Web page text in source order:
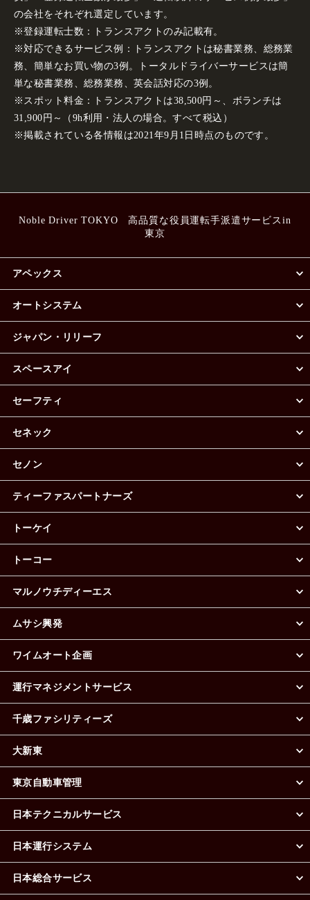
の会社をそれぞれ選定しています。
※登録運転士数：トランスアクトのみ記載有。
※対応できるサービス例：トランスアクトは秘書業務、総務業
務、簡単なお買い物の3例。トータルドライバーサービスは簡
単な秘書業務、総務業務、英会話対応の3例。
※スポット料金：トランスアクトは38,500円～、ボランチは
31,900円～（9h利用・法人の場合。すべて税込）
※掲載されている各情報は2021年9月1日時点のものです。
Noble Driver TOKYO 高品質な役員運転手派遣サービスin
東京
アペックス
オートシステム
ジャパン・リリーフ
スペースアイ
セーフティ
セネック
セノン
ティーファスパートナーズ
トーケイ
トーコー
マルノウチディーエス
ムサシ興発
ワイムオート企画
運行マネジメントサービス
千歳ファシリティーズ
大新東
東京自動車管理
日本テクニカルサービス
日本運行システム
日本総合サービス